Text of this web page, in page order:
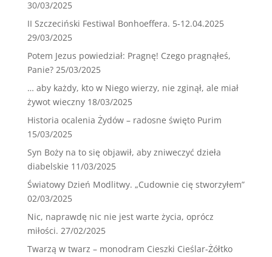
30/03/2025
II Szczeciński Festiwal Bonhoeffera. 5-12.04.2025
29/03/2025
Potem Jezus powiedział: Pragnę! Czego pragnąłeś,
Panie? 25/03/2025
… aby każdy, kto w Niego wierzy, nie zginął, ale miał
żywot wieczny 18/03/2025
Historia ocalenia Żydów – radosne święto Purim
15/03/2025
Syn Boży na to się objawił, aby zniweczyć dzieła
diabelskie 11/03/2025
Światowy Dzień Modlitwy. „Cudownie cię stworzyłem”
02/03/2025
Nic, naprawdę nic nie jest warte życia, oprócz
miłości. 27/02/2025
Twarzą w twarz – monodram Cieszki Cieślar-Żółtko